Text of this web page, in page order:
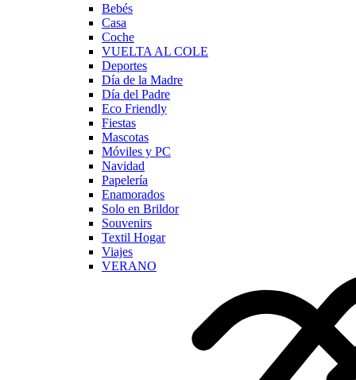
Bebés
Casa
Coche
VUELTA AL COLE
Deportes
Día de la Madre
Día del Padre
Eco Friendly
Fiestas
Mascotas
Móviles y PC
Navidad
Papelería
Enamorados
Solo en Brildor
Souvenirs
Textil Hogar
Viajes
VERANO